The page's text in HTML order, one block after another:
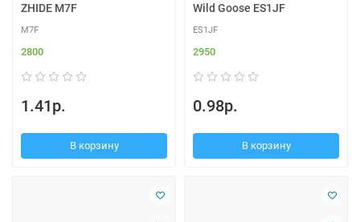
ZHIDE M7F
M7F
2800
1.41р.
В корзину
Wild Goose ES1JF
ES1JF
2950
0.98р.
В корзину